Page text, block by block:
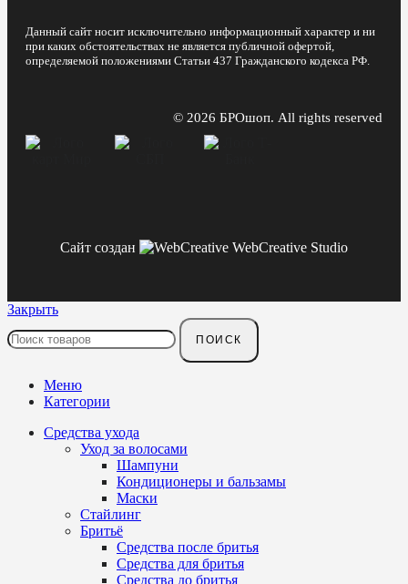
Данный сайт носит исключительно информационный характер и ни
при каких обстоятельствах не является публичной офертой,
определяемой положениями Статьи 437 Гражданского кодекса РФ.
© 2026 БРОшоп. All rights reserved
Сайт создан WebCreative Studio
Закрыть
ПОИСК
Меню
Категории
Средства ухода
Уход за волосами
Шампуни
Кондиционеры и бальзамы
Маски
Стайлинг
Бритьё
Средства после бритья
Средства для бритья
Средства до бритья